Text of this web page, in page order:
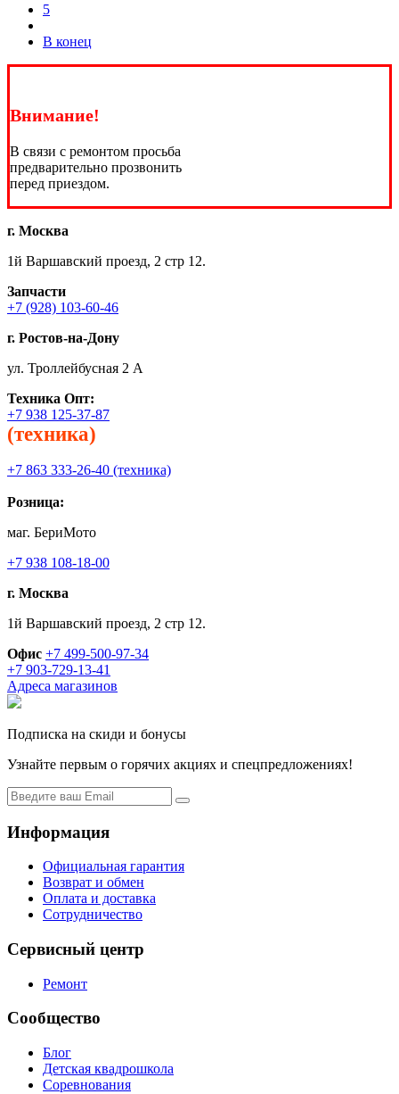
5
В конец
Внимание!
В связи с ремонтом просьба
предварительно прозвонить
перед приездом.
г. Москва
1й Варшавский проезд, 2 стр 12.
Запчасти
+7 (928) 103-60-46
г. Ростов-на-Дону
ул. Троллейбусная 2 А
Техника Опт:
+7 938 125-37-87
(техника)
+7 863 333-26-40 (техника)
Розница:
маг. БериМото
+7 938 108-18-00
г. Москва
1й Варшавский проезд, 2 стр 12.
Офис +7 499-500-97-34
+7 903-729-13-41
Адреса магазинов
Подписка на скиди и бонусы
Узнайте первым о горячих акциях и спецпредложениях!
Информация
Официальная гарантия
Возврат и обмен
Оплата и доставка
Сотрудничество
Сервисный центр
Ремонт
Сообщество
Блог
Детская квадрошкола
Соревнования